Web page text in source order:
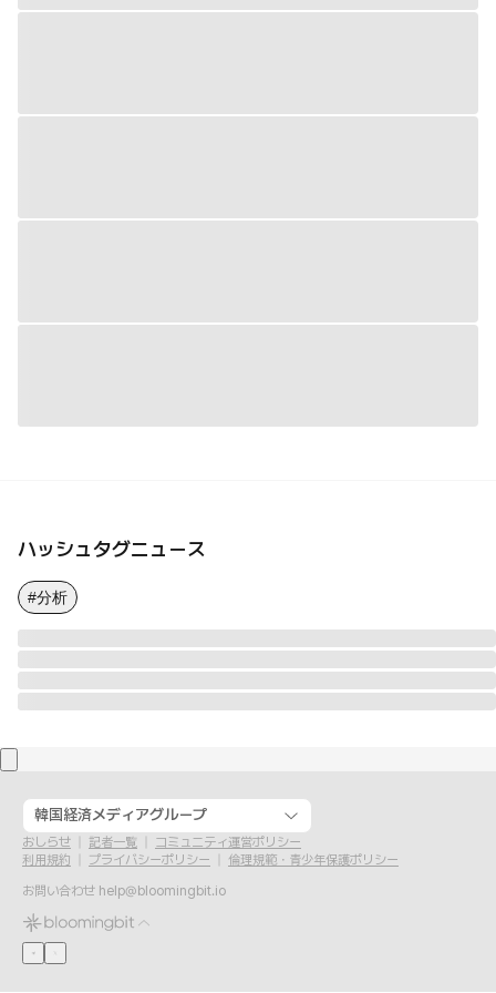
ハッシュタグニュース
#分析
韓国経済メディアグループ
おしらせ 記者一覧
コミュニティ運営ポリシー
利用規約
プライバシーポリシー
倫理規範・青少年保護ポリシー
お問い合わせ help@bloomingbit.io